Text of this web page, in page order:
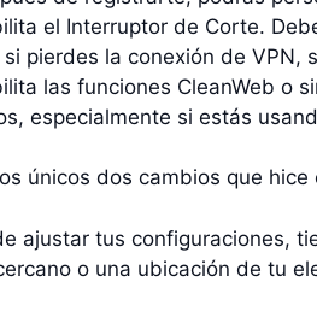
el Interruptor de Corte.
si pierdes la conexión de VPN,
las funciones CleanWeb o
especialmente si estás
únicos dos cambios que
ajustar tus configuraciones,
o una ubicación de tu